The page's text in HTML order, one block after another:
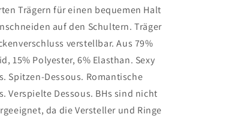
Trägern für einen bequemen Halt
auf den Schultern. Träger
verstellbar. Aus 79%
15% Polyester, 6% Elasthan. Sexy
Spitzen-Dessous. Romantische
Verspielte Dessous. BHs sind nicht
da die Versteller und Ringe